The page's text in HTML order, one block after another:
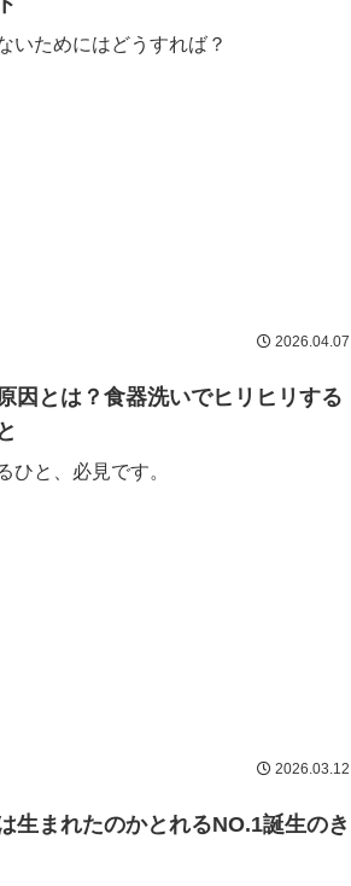
いためにはどうすれば？
2026.04.07
因とは？食器洗いでヒリヒリする
ひと、必見です。
2026.03.12
生まれたのかとれるNO.1誕生のき